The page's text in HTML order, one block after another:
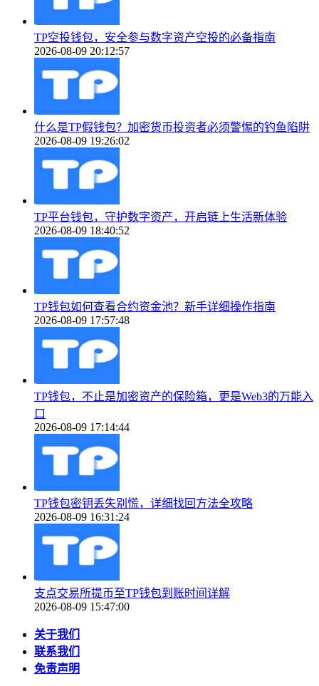
TP空投钱包，安全参与数字资产空投的必备指南
2026-08-09 20:12:57
什么是TP假钱包？加密货币投资者必须警惕的钓鱼陷阱
2026-08-09 19:26:02
TP平台钱包，守护数字资产，开启链上生活新体验
2026-08-09 18:40:52
TP钱包如何查看合约资金池？新手详细操作指南
2026-08-09 17:57:48
TP钱包，不止是加密资产的保险箱，更是Web3的万能入
口
2026-08-09 17:14:44
TP钱包密钥丢失别慌，详细找回方法全攻略
2026-08-09 16:31:24
支点交易所提币至TP钱包到账时间详解
2026-08-09 15:47:00
关于我们
联系我们
免责声明